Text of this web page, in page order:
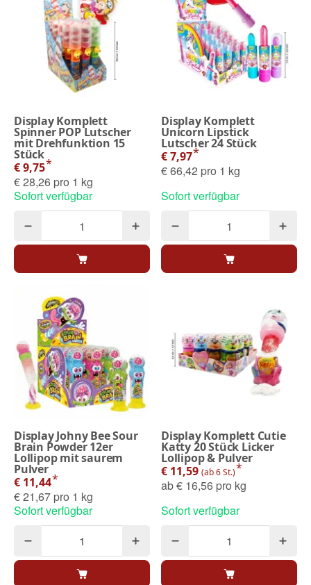
Display Komplett
Spinner POP Lutscher
mit Drehfunktion 15
Stück
€ 9,75*
€ 28,26 pro 1 kg
Sofort verfügbar
Display Komplett
Unicorn Lipstick
Lutscher 24 Stück
€ 7,97*
€ 66,42 pro 1 kg
Sofort verfügbar
Display Johny Bee Sour
Brain Powder 12er
Lollipop mit saurem
Pulver
€ 11,44*
€ 21,67 pro 1 kg
Sofort verfügbar
Display Komplett Cutie
Katty 20 Stück Licker
Lollipop & Pulver
€ 11,59 (ab 6 St.)*
ab€ 16,56 pro kg
Sofort verfügbar